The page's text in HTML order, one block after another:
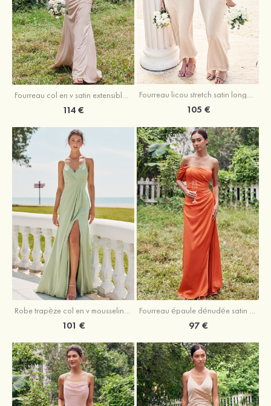
Fourreau col en v satin extensible ras du sol robe de demoiselle d'honneur
114 €
Fourreau licou stretch satin longueur cheville robe de demoiselle d'honneur
105 €
Robe trapèze col en v mousseline ras du sol robe de demoiselle d'honneur
101 €
Fourreau épaule dénudée satin extensible ras du sol robe de demoiselle d'honneur
97 €